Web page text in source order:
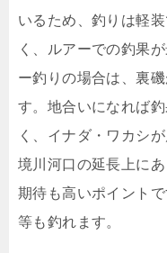
いるため、釣りは軽
く、ルアーでの釣果
ー釣りの場合は、裏
す。地合いになれば
く、イナダ・ワカシ
境川河口の延長上に
期待も高いポイント
等も釣れます。